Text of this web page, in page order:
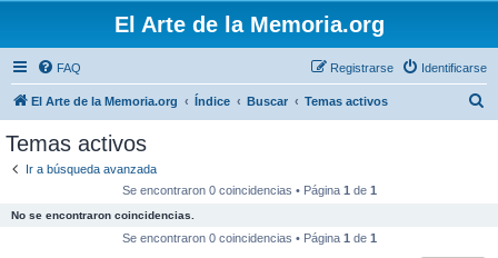
El Arte de la Memoria.org
FAQ Identificarse
Registrarse
El Arte de la Memoria.org Índice Buscar Temas activos
Temas activos
Ir a búsqueda avanzada
Se encontraron 0 coincidencias • Página 1 de 1
No se encontraron coincidencias.
Se encontraron 0 coincidencias • Página 1 de 1